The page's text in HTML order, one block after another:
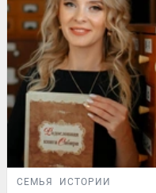
СЕМЬЯ ИСТОРИИ